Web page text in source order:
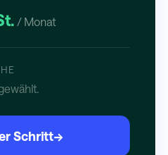
/ Monat
Schritt→